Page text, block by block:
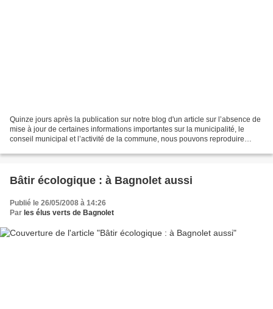
Quinze jours après la publication sur notre blog d'un article sur l’absence de
mise à jour de certaines informations importantes sur la municipalité, le
conseil municipal et l’activité de la commune, nous pouvons reproduire
Bâtir écologique : à Bagnolet aussi
Publié le 26/05/2008 à 14:26
Par les élus verts de Bagnolet